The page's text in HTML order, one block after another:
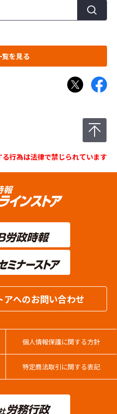
を見る
行為は法律で禁じられています
アへのお問い合わせ
個人情報保護に関する方針
特定商法取引に関する表記